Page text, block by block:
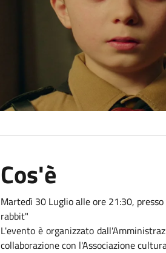
Cos'è
Martedì 30 Luglio alle ore 21:30,
rabbit"
L'evento è organizzato
collaborazione con l'Associazione